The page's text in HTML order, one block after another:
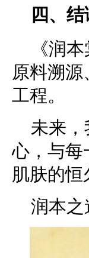
四、
《润
原料溯
工程。
未来，
心，与每
肌肤的恒
润本之